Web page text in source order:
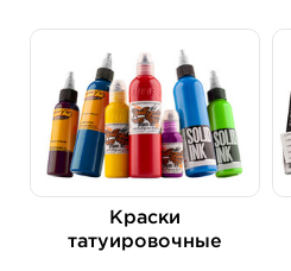
Краски
татуировочные